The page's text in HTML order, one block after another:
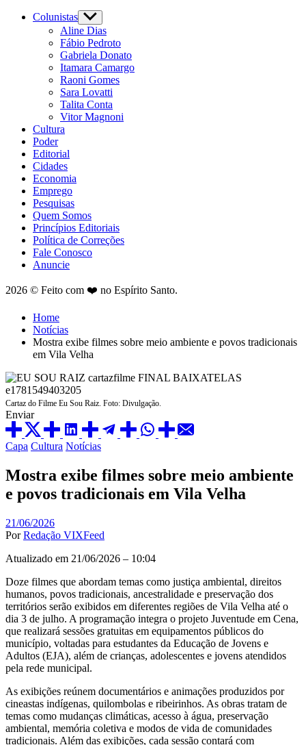
Colunistas
Aline Dias
Fábio Pedroto
Gabriela Donato
Itamara Camargo
Raoni Gomes
Sara Lovatti
Talita Conta
Vitor Magnoni
Cultura
Poder
Editorial
Cidades
Economia
Emprego
Pesquisas
Quem Somos
Princípios Editoriais
Política de Correções
Fale Conosco
Anuncie
2026 © Feito com ❤️ no Espírito Santo.
Home
Notícias
Mostra exibe filmes sobre meio ambiente e povos tradicionais
em Vila Velha
Cartaz do Filme Eu Sou Raiz. Foto: Divulgação.
Enviar
Capa Cultura Notícias
Mostra exibe filmes sobre meio ambiente
e povos tradicionais em Vila Velha
21/06/2026
Por Redação VIXFeed
Atualizado em 21/06/2026 – 10:04
Doze filmes que abordam temas como justiça ambiental, direitos
humanos, povos tradicionais, ancestralidade e preservação dos
territórios serão exibidos em diferentes regiões de Vila Velha até o
dia 3 de julho. A programação integra o projeto Juventude em Cena,
que realizará sessões gratuitas em equipamentos públicos do
município, voltadas para estudantes da Educação de Jovens e
Adultos (EJA), além de crianças, adolescentes e jovens atendidos
pela rede municipal.
As exibições reúnem documentários e animações produzidos por
cineastas indígenas, quilombolas e ribeirinhos. As obras tratam de
temas como mudanças climáticas, acesso à água, preservação
ambiental, memória coletiva e modos de vida de comunidades
tradicionais. Além das exibições, cada sessão contará com